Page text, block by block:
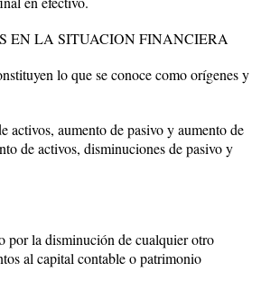
EN LA SITUACION FINANCIERA
lo que se conoce como orígenes y
activos, aumento de pasivo y aumento de
de activos, disminuciones de pasivo y
por la disminución de cualquier otro
al capital contable o patrimonio